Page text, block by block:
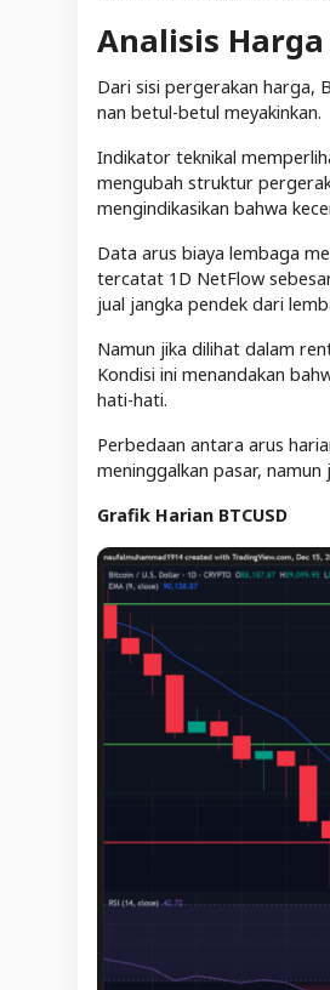
Analisis
Dari sisi pergerakan harga,
nan betul-betul meyakinkan.
Indikator teknikal
mengubah struktur
mengindikasikan bahwa
Data arus biaya lembaga
tercatat 1D NetFlow
jual jangka pendek dari
Namun jika dilihat dalam
Kondisi ini menandakan
hati-hati.
Perbedaan antara arus
meninggalkan pasar,
Grafik Harian BTCUSD